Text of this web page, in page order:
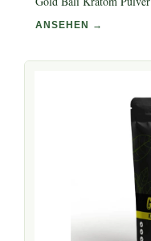
ANSEHEN →